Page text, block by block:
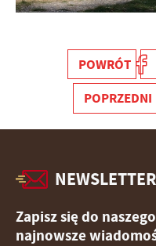
POWRÓT
POPRZEDNI
NEWSLETTER
Zapisz się do
najnowsze